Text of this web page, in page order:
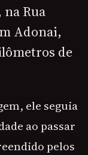
Rua
Adonai,
de
ele seguia
ao passar
pelos